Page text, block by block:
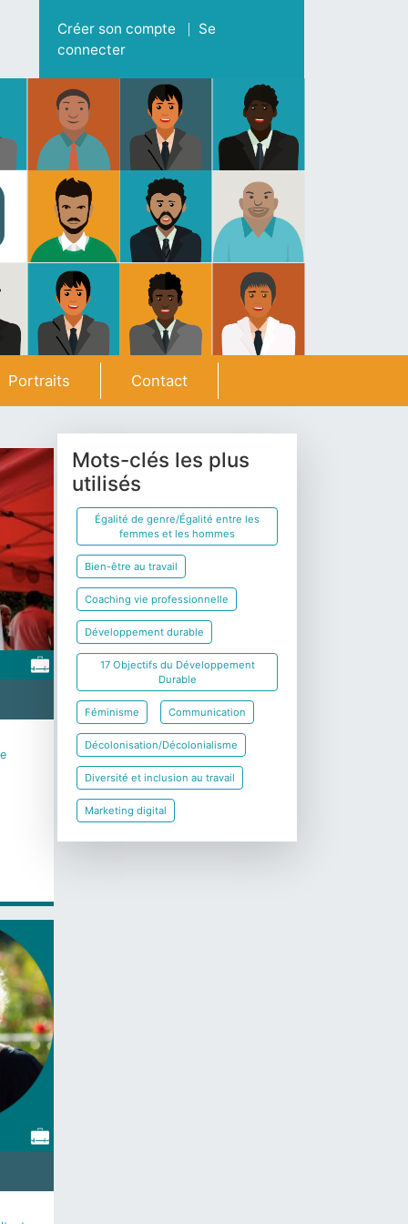
Menu du compte de l'utilisateur
Créer son compte
Se
connecter
Portraits Contact
Mots-clés les plus
utilisés
Égalité de genre/Égalité entre les
femmes et les hommes
Bien-être au travail
Coaching vie professionnelle
Développement durable
17 Objectifs du Développement
Durable
Féminisme Communication
Décolonisation/Décolonialisme
Diversité et inclusion au travail
Marketing digital